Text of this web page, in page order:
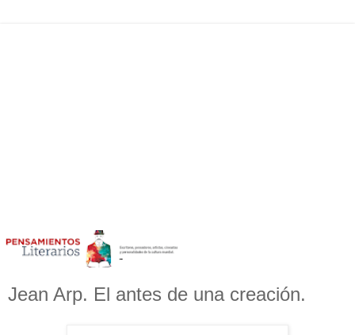
Jean Arp. El antes de una creación.